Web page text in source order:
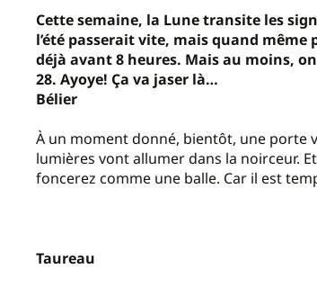
Cette semaine, la Lune transite les
l’été passerait vite, mais quand même
déjà avant 8 heures. Mais au moins,
28. Ayoye! Ça va jaser là…
Bélier
À un moment donné, bientôt, une porte
lumières vont allumer dans la noirceur.
foncerez comme une balle. Car il est
Taureau